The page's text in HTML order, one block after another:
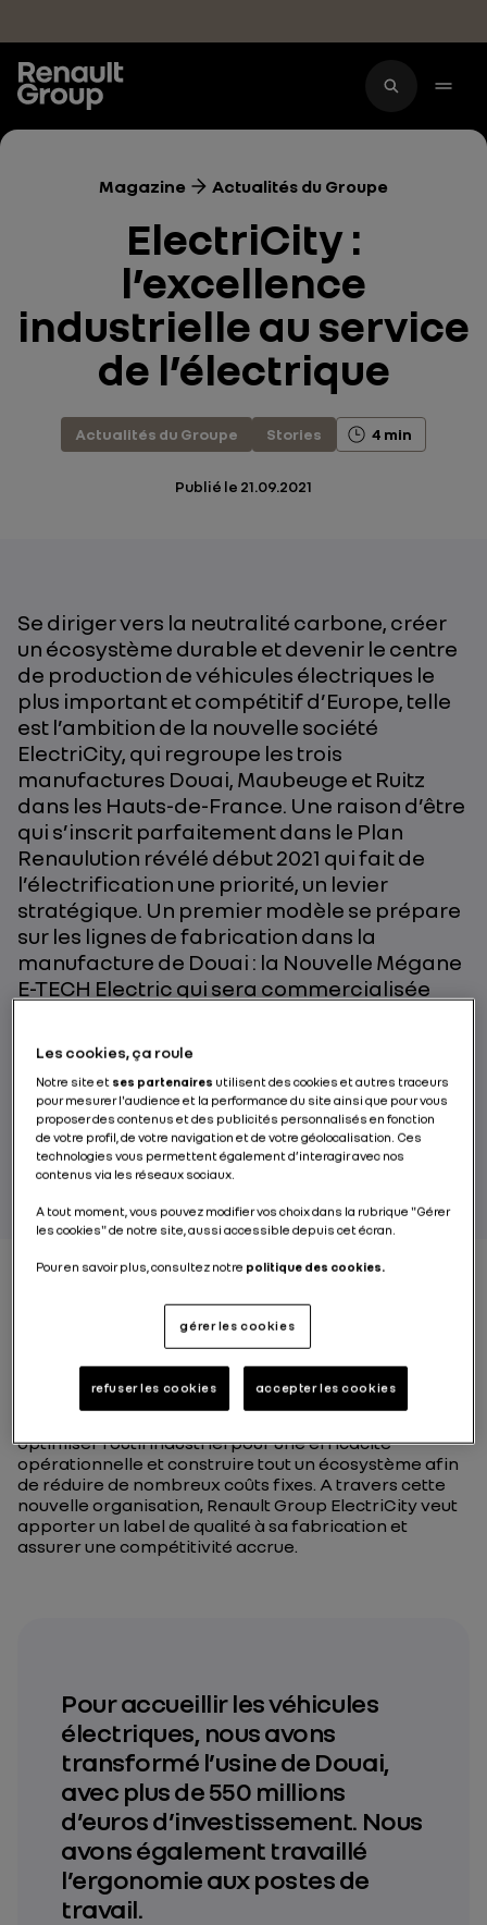
Magazine Actualités du Groupe
ElectriCity :
l’excellence
industrielle au service
de l’électrique
Actualités du Groupe Stories 4 min
Publié le 21.09.2021
Se diriger vers la neutralité carbone, créer
un écosystème durable et devenir le centre
de production de véhicules électriques le
plus important et compétitif d’Europe, telle
est l’ambition de la nouvelle société
ElectriCity, qui regroupe les trois
manufactures Douai, Maubeuge et Ruitz
dans les Hauts-de-France. Une raison d’être
qui s’inscrit parfaitement dans le Plan
Renaulution révélé début 2021 qui fait de
l’électrification une priorité, un levier
stratégique. Un premier modèle se prépare
sur les lignes de fabrication dans la
manufacture de Douai : la Nouvelle Mégane
E-TECH Electric qui sera commercialisée
belle renaissance électrique, fondée sur le
savoir-faire et l’excellence des 5 000
collaborateurs qui font le pôle ElectriCity !
PAR FLORENTINA DECA
Pour ElectriCity, le défi est ambitieux :
voiture électrique et produire plus de 400 000
véhicules électriques par anà l’horizon 2025 dans les
Hauts-de-France. Ce nouveau pôle vise à devenir
l’unité de production la plus importante et
optimiser l’outil industriel pour une efficacité
opérationnelle et construire tout un écosystème afin
de réduire de nombreux coûts fixes. A travers cette
nouvelle organisation, Renault Group ElectriCity veut
apporter un label de qualité à sa fabrication et
assurer une compétitivité accrue.
Pour accueillir les véhicules
électriques, nous avons
transformé l’usine de Douai,
avec plus de 550 millions
d’euros d’investissement. Nous
avons également travaillé
l’ergonomie aux postes de
travail.
Les cookies, ça roule
Notre site et ses partenaires utilisent des cookies et autres traceurs
pour mesurer l'audience et la performance du site ainsi que pour vous
proposer des contenus et des publicités personnalisés en fonction
de votre profil, de votre navigation et de votre géolocalisation. Ces
technologies vous permettent également d’interagir avec nos
contenus via les réseaux sociaux.
A tout moment, vous pouvez modifier vos choix dans la rubrique "Gérer
les cookies" de notre site, aussi accessible depuis cet écran.
Pour en savoir plus, consultez notre politique des cookies.
gérer les cookies
refuser les cookies accepter les cookies